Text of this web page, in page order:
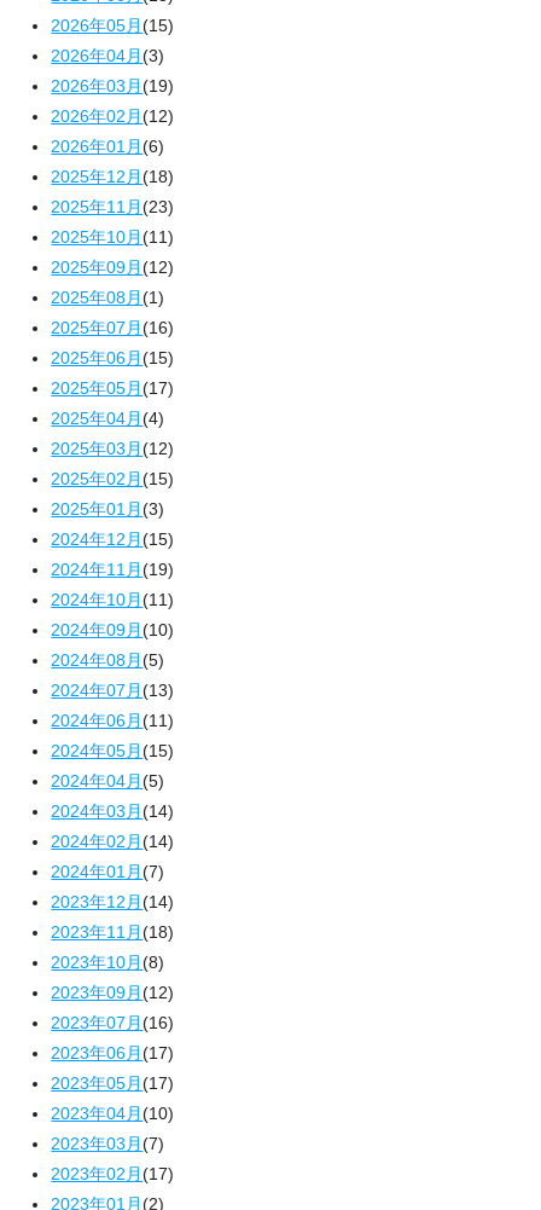
2026年05月(15)
2026年04月(3)
2026年03月(19)
2026年02月(12)
2026年01月(6)
2025年12月(18)
2025年11月(23)
2025年10月(11)
2025年09月(12)
2025年08月(1)
2025年07月(16)
2025年06月(15)
2025年05月(17)
2025年04月(4)
2025年03月(12)
2025年02月(15)
2025年01月(3)
2024年12月(15)
2024年11月(19)
2024年10月(11)
2024年09月(10)
2024年08月(5)
2024年07月(13)
2024年06月(11)
2024年05月(15)
2024年04月(5)
2024年03月(14)
2024年02月(14)
2024年01月(7)
2023年12月(14)
2023年11月(18)
2023年10月(8)
2023年09月(12)
2023年07月(16)
2023年06月(17)
2023年05月(17)
2023年04月(10)
2023年03月(7)
2023年02月(17)
2023年01月(2)